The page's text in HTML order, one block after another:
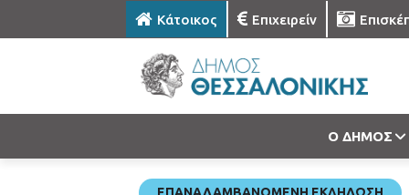
Κάτοικος Επιχειρείν
Ο ΔΗΜΟΣ
ΕΠΑΝΑΛΑΜΒΑΝΌΜΕΝΗ ΕΚΔΉΛΩΣΗ